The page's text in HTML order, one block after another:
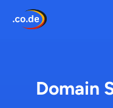
Domain